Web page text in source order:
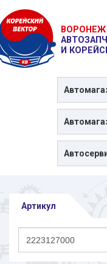
ВОРОНЕЖ
И
Артикул